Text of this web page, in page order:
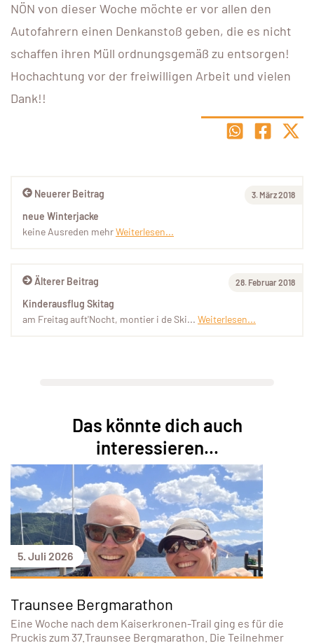
NÖN von dieser Woche möchte er vor allen den
Autofahrern einen Denkanstoß geben, die es nicht
schaffen ihren Müll ordnungsgemäß zu entsorgen!
Hochachtung vor der freiwilligen Arbeit und vielen
Dank!!
Älterer Beitrag 28. Februar 2018
Kinderausflug Skitag
am Freitag auft'Nocht, montier i de Ski... Weiterlesen...
Neuerer Beitrag 3. März 2018
neue Winterjacke
keine Ausreden mehrWeiterlesen...
Das könnte dich auch
interessieren...
5. Juli 2026
Traunsee Bergmarathon
Eine Woche nach dem Kaiserkronen-Trail ging es für die
Pruckis zum 37.Traunsee Bergmarathon. Die Teilnehmer